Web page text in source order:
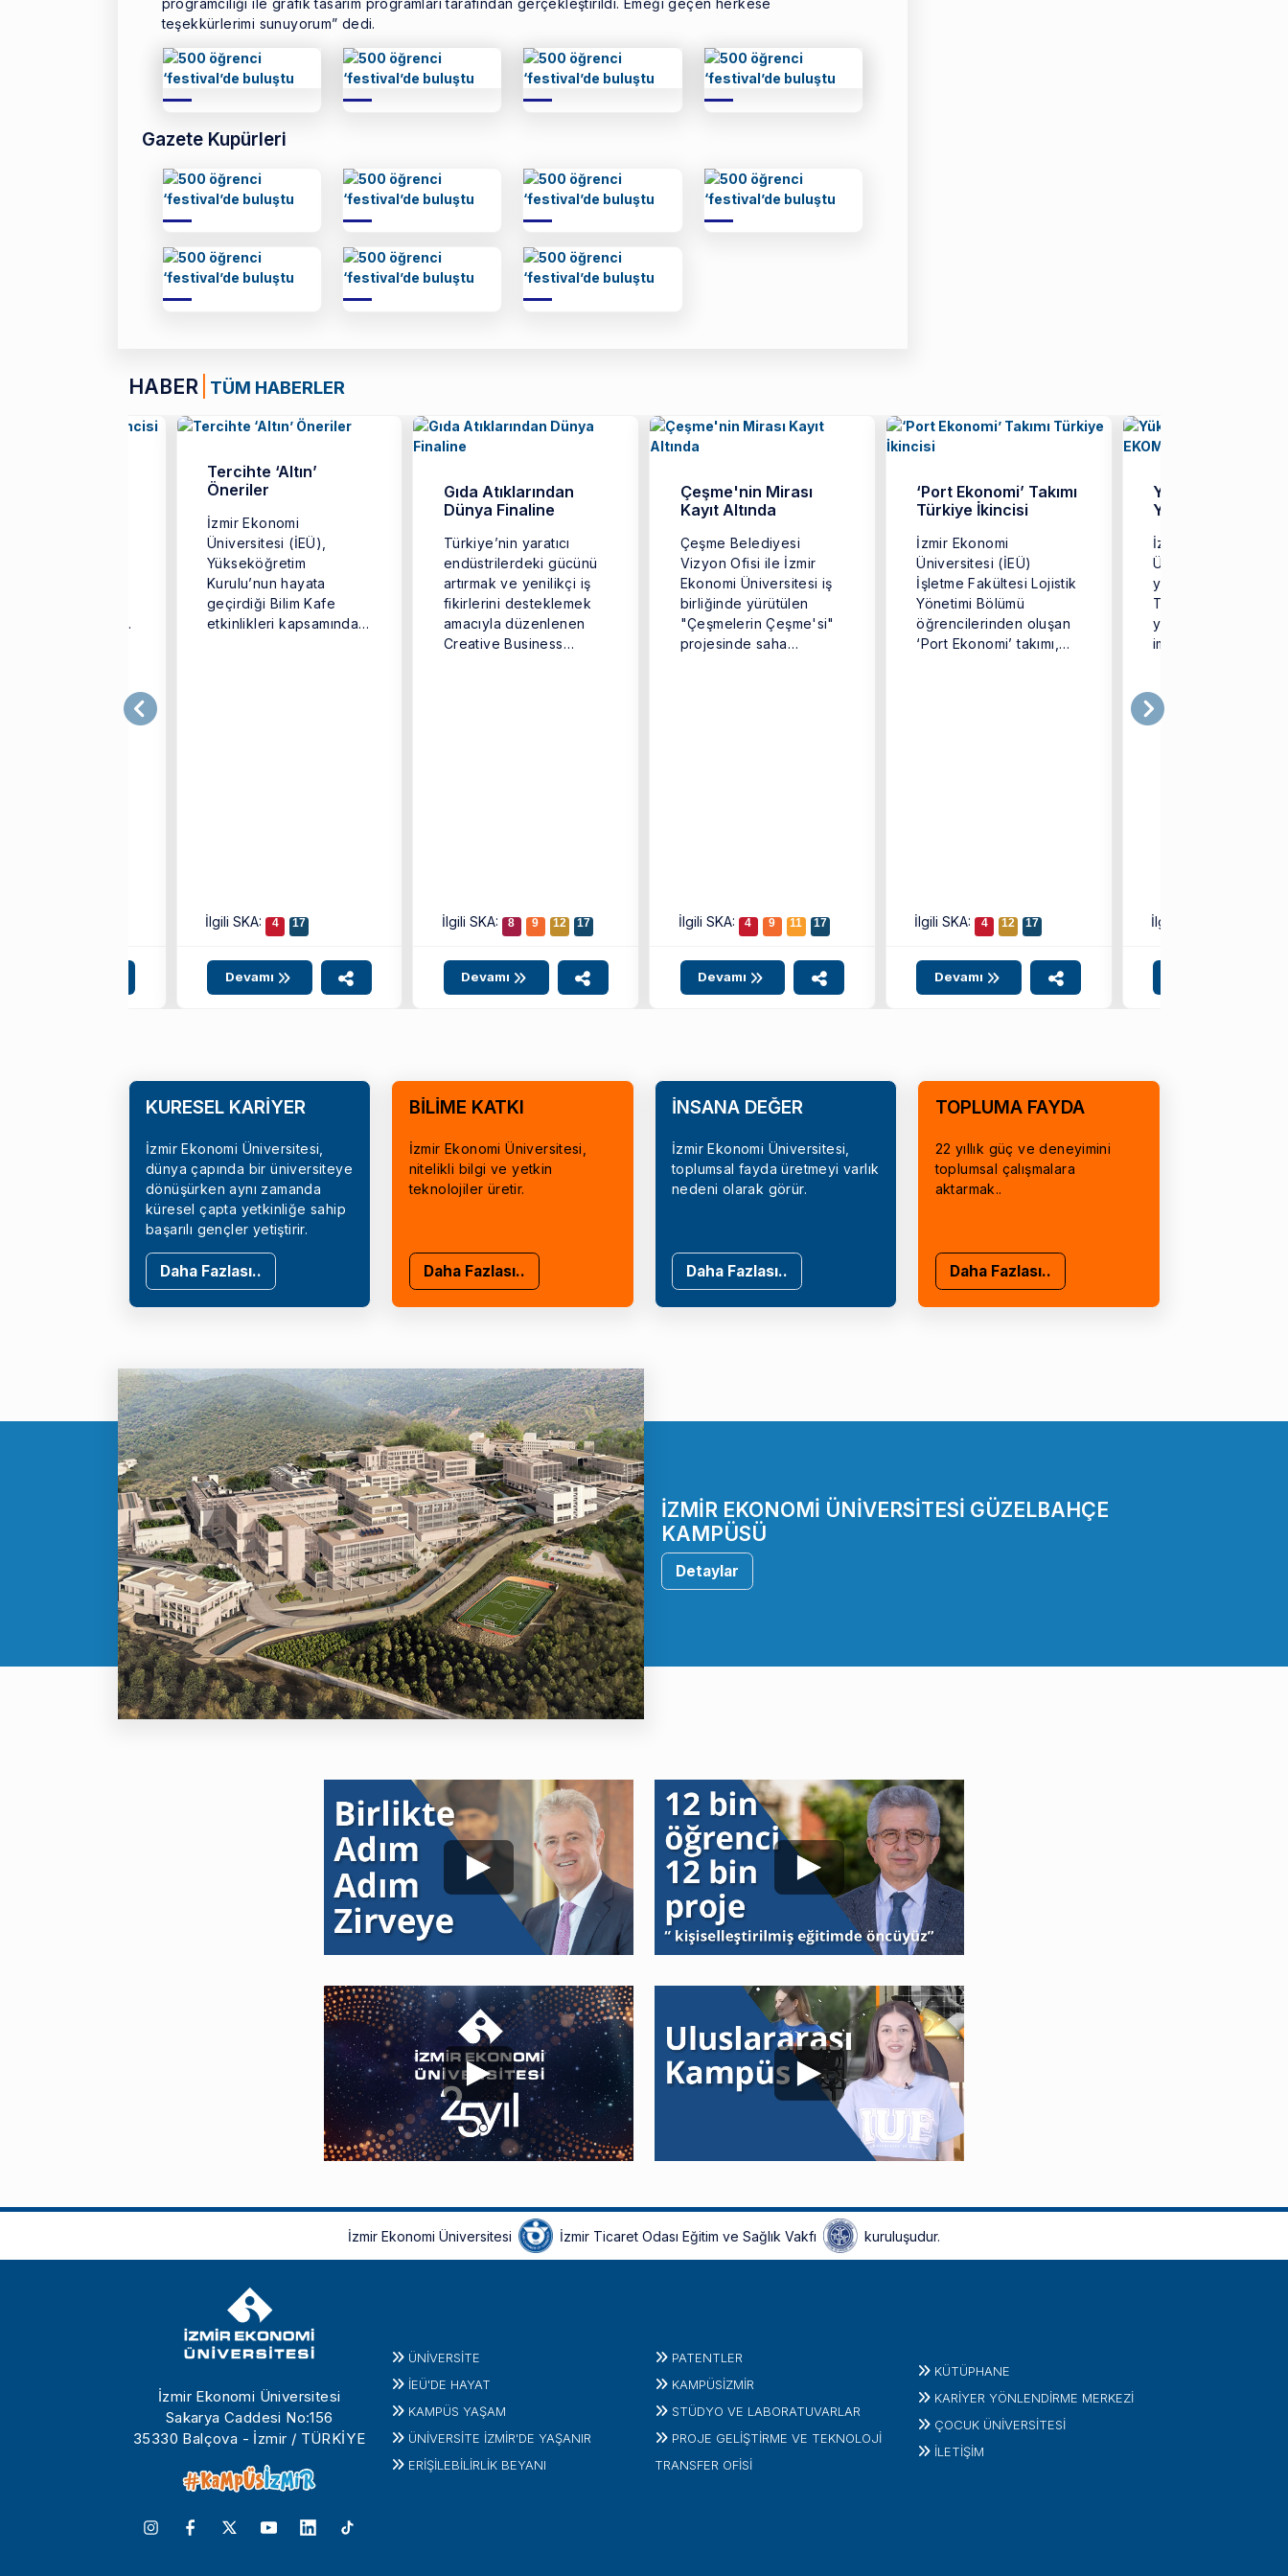
programcılığı ile grafik tasarım programları tarafından gerçekleştirildi. Emeği geçen herkese
teşekkürlerimi sunuyorum” dedi.
Gazete Kupürleri
HABER TÜM HABERLER
Tercihte ‘Altın’
Öneriler
İzmir Ekonomi
Üniversitesi (İEÜ),
Yükseköğretim
Kurulu’nun hayata
geçirdiği Bilim Kafe
etkinlikleri kapsamında
İlgili SKA: 4 17
Devamı
Gıda Atıklarından
Dünya Finaline
Türkiye’nin yaratıcı
endüstrilerdeki gücünü
artırmak ve yenilikçi iş
fikirlerini desteklemek
amacıyla düzenlenen
Creative Business
İlgili SKA: 8 9 12 17
Devamı
Çeşme'nin Mirası
Kayıt Altında
Çeşme Belediyesi
Vizyon Ofisi ile İzmir
Ekonomi Üniversitesi iş
birliğinde yürütülen
"Çeşmelerin Çeşme'si"
projesinde saha
İlgili SKA: 4 9 11 17
Devamı
‘Port Ekonomi’ Takımı
Türkiye İkincisi
İzmir Ekonomi
Üniversitesi (İEÜ)
İşletme Fakültesi Lojistik
Yönetimi Bölümü
öğrencilerinden oluşan
‘Port Ekonomi’ takımı,
İlgili SKA: 4 12 17
Devamı
Yükseköğretimde
Yeni Model:
İzmir Ekonomi
Üniversitesi (İEÜ),
yükseköğretimde
Türkiye’ye örnek
yeni bir dijital
imza atarak
İlgili SKA:
KÜRESEL KARİYER
İzmir Ekonomi Üniversitesi,
dünya çapında bir üniversiteye
dönüşürken aynı zamanda
küresel çapta yetkinliğe sahip
başarılı gençler yetiştirir.
Daha Fazlası..
BİLİME KATKI
İzmir Ekonomi Üniversitesi,
nitelikli bilgi ve yetkin
teknolojiler üretir.
Daha Fazlası..
İNSANA DEĞER
İzmir Ekonomi Üniversitesi,
toplumsal fayda üretmeyi varlık
nedeni olarak görür.
Daha Fazlası..
TOPLUMA FAYDA
22 yıllık güç ve deneyimini
toplumsal çalışmalara
aktarmak..
Daha Fazlası..
İZMİR EKONOMİ ÜNİVERSİTESİ GÜZELBAHÇE
KAMPÜSÜ
Detaylar
İzmir Ekonomi Üniversitesi İzmir Ticaret Odası Eğitim ve Sağlık Vakfı kuruluşudur.
İzmir Ekonomi Üniversitesi
Sakarya Caddesi No:156
35330 Balçova - İzmir / TÜRKİYE
ÜNIVERSITE
İEÜ'DE HAYAT
KAMPÜS YAŞAM
ÜNİVERSİTE İZMİR'DE YAŞANIR
ERİŞİLEBİLİRLİK BEYANI
PATENTLER
KAMPÜSİZMIR
STÜDYO VE LABORATUVARLAR
PROJE GELIŞTIRME VE TEKNOLOJI
TRANSFER OFISI
KÜTÜPHANE
KARİYER YÖNLENDİRME MERKEZİ
ÇOCUK ÜNIVERSITESI
İLETIŞIM